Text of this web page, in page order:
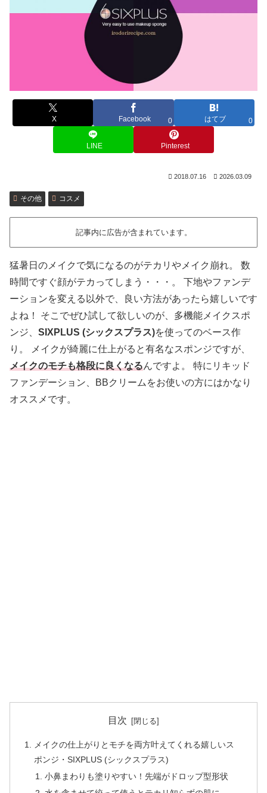
X Facebook 0 はてブ 0
LINE Pinterest
2018.07.16 2026.03.09
その他 コスメ
記事内に広告が含まれています。
猛暑日のメイクで気になるのがテカリやメイク崩れ。 数
時間ですぐ顔がテカってしまう・・・。 下地やファンデ
ーションを変える以外で、良い方法があったら嬉しいです
よね！ そこでぜひ試して欲しいのが、多機能メイクスポ
ンジ、 SIXPLUS (シックスプラス)を使ってのベース作
り。 メイクが綺麗に仕上がると有名なスポンジですが、
メイクのモチも格段に良くなるんですよ。 特にリキッド
ファンデーション、BBクリームをお使いの方にはかなり
オススメです。
目次
メイクの仕上がりとモチを両方叶えてくれる嬉しいス
ポンジ・SIXPLUS (シックスプラス)
小鼻まわりも塗りやすい！先端がドロップ型形状